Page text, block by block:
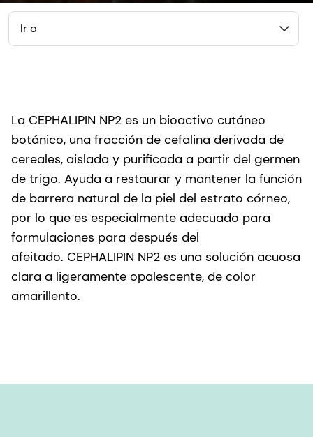
Ir a
La CEPHALIPIN NP2 es un bioactivo cutáneo
botánico, una fracción de cefalina derivada de
cereales, aislada y purificada a partir del germen
de trigo. Ayuda a restaurar y mantener la función
de barrera natural de la piel del estrato córneo,
por lo que es especialmente adecuado para
formulaciones para después del
afeitado. CEPHALIPIN NP2 es una solución acuosa
clara a ligeramente opalescente, de color
amarillento.